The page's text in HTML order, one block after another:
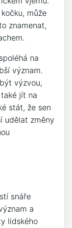
může
znamenat,
na
význam.
výzvou,
jít na
stát, že sen
udělat změny
snáře
a
lidského